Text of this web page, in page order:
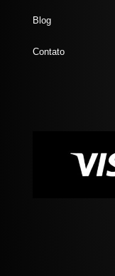
Blog
Contato